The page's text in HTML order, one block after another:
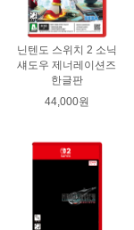
닌텐도 스위치 2 소닉
섀도우 제너레이션즈
한글판
44,000원